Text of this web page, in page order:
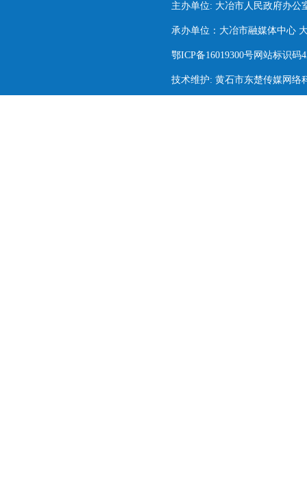
主办单位: 大冶市人民政府办公
承办单位：大冶市融媒体中心
鄂ICP备16019300号网站标识码
技术维护: 黄石市东楚传媒网络